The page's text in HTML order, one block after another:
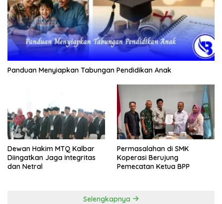
Panduan Menyiapkan Tabungan Pendidikan Anak
Dewan Hakim MTQ Kalbar
Diingatkan Jaga Integritas
dan Netral
Permasalahan di SMK
Koperasi Berujung
Pemecatan Ketua BPP
Selengkapnya